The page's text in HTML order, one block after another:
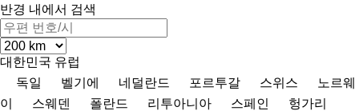
반경 내에서 검색
대한민국 유럽
독일
벨기에 네덜란드 포르투갈 스위스
노르웨
이
스웨덴 폴란드 리투아니아 스페인
헝가리